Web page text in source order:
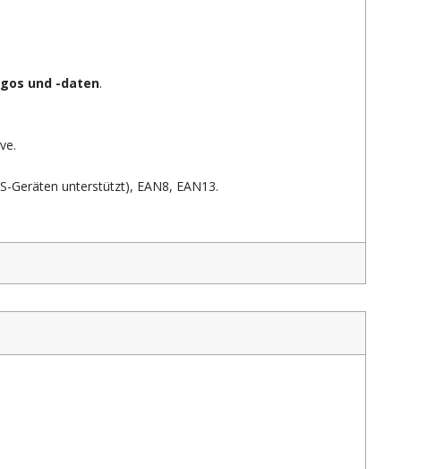
und -daten.
Geräten unterstützt), EAN8, EAN13.